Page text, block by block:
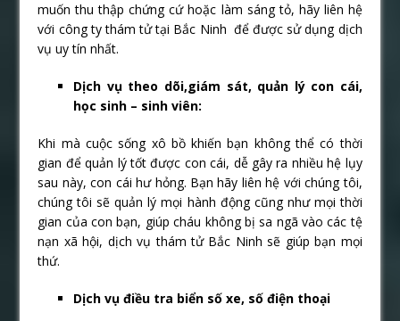
muốn thu thập chứng cứ hoặc làm sáng tỏ, hãy liên hệ
với công ty thám tử tại Bắc Ninh để được sử dụng dịch
vụ uy tín nhất.
Dịch vụ theo dõi,giám sát, quản lý con cái,
học sinh – sinh viên:
Khi mà cuộc sống xô bồ khiến bạn không thể có thời
gian để quản lý tốt được con cái, dễ gây ra nhiều hệ lụy
sau này, con cái hư hỏng. Bạn hãy liên hệ với chúng tôi,
chúng tôi sẽ quản lý mọi hành động cũng như mọi thời
gian của con bạn, giúp cháu không bị sa ngã vào các tệ
nạn xã hội, dịch vụ thám tử Bắc Ninh sẽ giúp bạn mọi
thứ.
Dịch vụ điều tra biển số xe, số điện thoại